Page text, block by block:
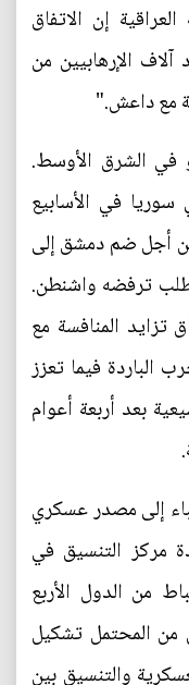
إن الاتفاق
الإرهابيين من
مع داعش."
في الشرق الأوسط.
في الأسابيع
أجل ضم دمشق إلى
طلب ترفضه واشنطن.
تزايد المنافسة مع
الباردة فيما تعزز
بعد أربعة أعوام
إلى مصدر عسكري
مركز التنسيق في
من الدول الأربع
من المحتمل تشكيل
والتنسيق بين